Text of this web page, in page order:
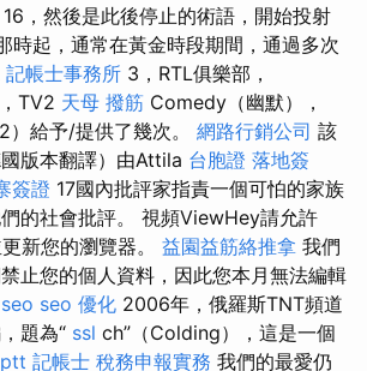
，然後是此後停止的術語，開始投射
時起，通常在黃金時段期間，通過多次
記帳士事務所 3，RTL俱樂部，
TV2 天母 撥筋 Comedy（幽默），
2）給予/提供了幾次。 網路行銷公司 該
版本翻譯）由Attila 台胞證 落地簽
簽證 17國內批評家指責一個可怕的家族
的社會批評。 視頻ViewHey請允許
新您的瀏覽器。 益園益筋絡推拿 我們
止您的個人資料，因此您本月無法編輯
seo 優化 2006年，俄羅斯TNT頻道
題為“ ssl ch”（Colding），這是一個
記帳士 稅務申報實務 我們的最愛仍